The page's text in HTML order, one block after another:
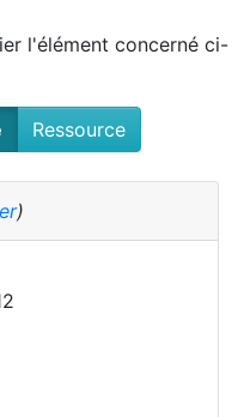
l'élément concerné ci-
Ressource
)